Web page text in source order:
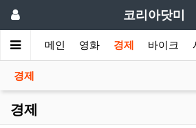
코리아닷미
메인 영화 경제 바이크
경제
경제